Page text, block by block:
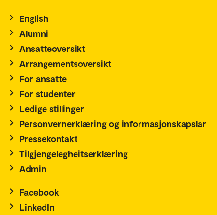
English
Alumni
Ansatteoversikt
Arrangementsoversikt
For ansatte
For studenter
Ledige stillinger
Personvernerklæring og informasjonskapslar
Pressekontakt
Tilgjengelegheitserklæring
Admin
Facebook
LinkedIn